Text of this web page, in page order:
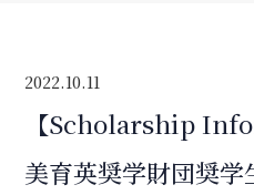
2022.10.11
【Scholarship
美育英奨学財団奨学